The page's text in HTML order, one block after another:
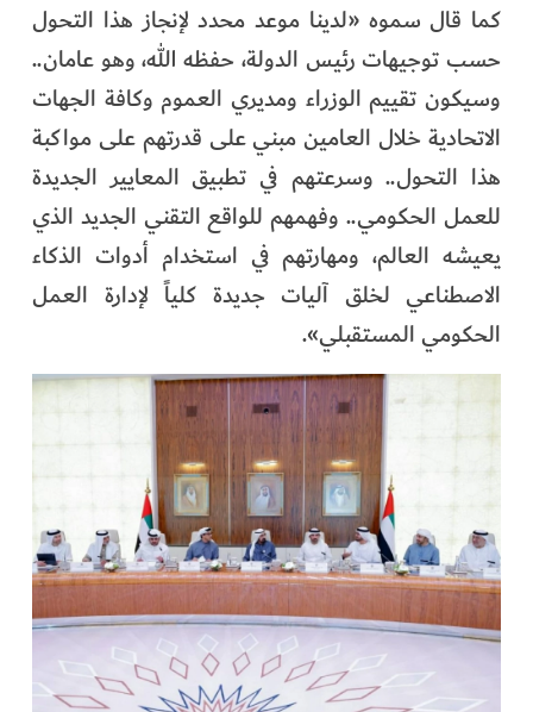
كما قال سموه «لدينا موعد محدد لإنجاز هذا التحول
حسب توجيهات رئيس الدولة، حفظه الله، وهو عامان..
وسيكون تقييم الوزراء ومديري العموم وكافة الجهات
الاتحادية خلال العامين مبني على قدرتهم على مواكبة
هذا التحول.. وسرعتهم في تطبيق المعايير الجديدة
للعمل الحكومي.. وفهمهم للواقع التقني الجديد الذي
يعيشه العالم، ومهارتهم في استخدام أدوات الذكاء
الاصطناعي لخلق آليات جديدة كلياً لإدارة العمل
الحكومي المستقبلي».